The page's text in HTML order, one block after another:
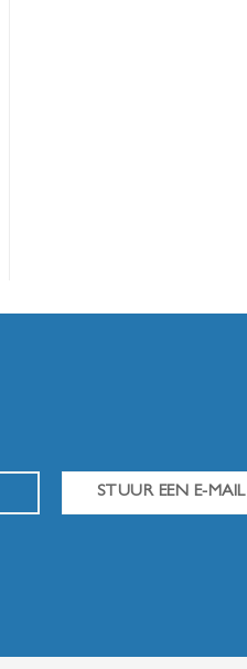
STUUR EEN E-MAIL